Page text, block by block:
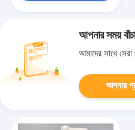
আপনার সময়
আমাদের সাথে
আপনার